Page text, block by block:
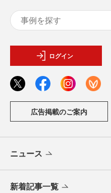
ログイン
広告掲載のご案内
ニュース
新着記事一覧